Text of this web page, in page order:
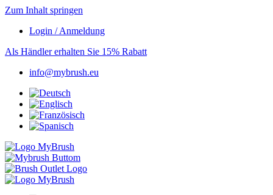
Zum Inhalt springen
Login / Anmeldung
Als Händler erhalten Sie 15% Rabatt
info@mybrush.eu